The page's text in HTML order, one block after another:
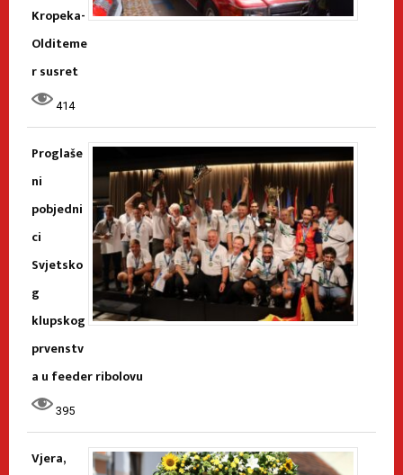
Kropeka-
Olditeme
r susret
414
Proglaše
ni
pobjedni
ci
Svjetsko
g
klupskog
prvenstv
a u feeder ribolovu
395
Vjera,